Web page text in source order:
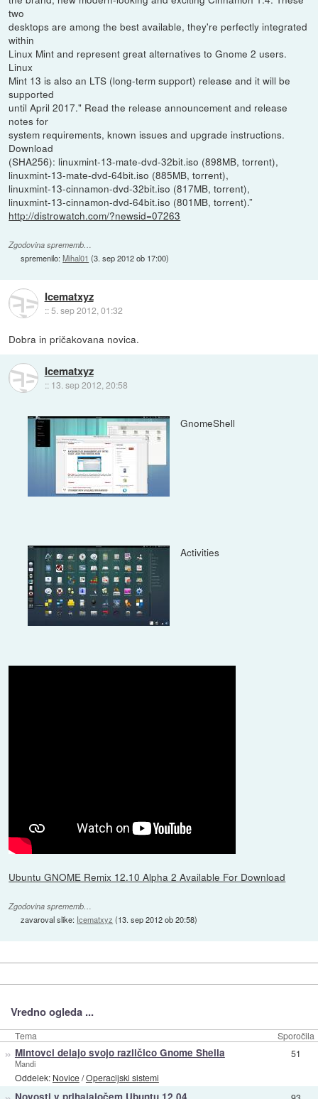
two
desktops are among the best available, they're perfectly integrated
within
Linux Mint and represent great alternatives to Gnome 2 users.
Linux
Mint 13 is also an LTS (long-term support) release and it will be
supported
until April 2017." Read the release announcement and release
notes for
system requirements, known issues and upgrade instructions.
Download
(SHA256): linuxmint-13-mate-dvd-32bit.iso (898MB, torrent),
linuxmint-13-mate-dvd-64bit.iso (885MB, torrent),
linuxmint-13-cinnamon-dvd-32bit.iso (817MB, torrent),
linuxmint-13-cinnamon-dvd-64bit.iso (801MB, torrent).”
http://distrowatch.com/?newsid=07263
Zgodovina sprememb…
spremenilo:Mihal01 (3. sep 2012 ob 17:00)
Icematxyz
::5. sep 2012, 01:32
Dobra in pričakovana novica.
Icematxyz
:: 13. sep 2012, 20:58
GnomeShell
Activities
Ubuntu GNOME Remix 12.10 Alpha 2 Available For Download
Zgodovina sprememb…
zavaroval slike: Icematxyz (13. sep 2012 ob 20:58)
Vredno ogleda ...
Tema Sporočila
» Mintovci delajo svojo različico Gnome Shella
Mandi
Oddelek: Novice/Operacijski sistemi
51